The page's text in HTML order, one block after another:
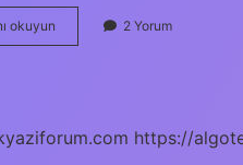
okuyun Yoğurtlu
Semizotu
2 Yorum
https://